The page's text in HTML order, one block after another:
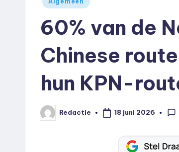
60% van de
Chinese
hun KPN-
Geplaatst
door
Redactie 18 juni 2026